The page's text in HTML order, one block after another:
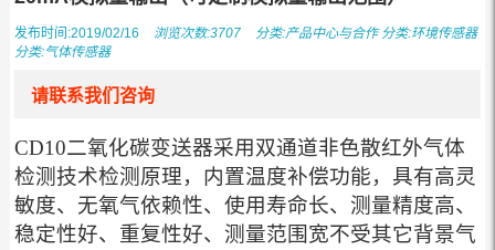
发布时间:2019/02/16 浏览次数:3707 分类:产品中心与合作分类:环境传感器
分类:气体传感器
请联系我们咨询
CD10二氧化碳变送器采用双通道非色散红外气体
检测技术检测原理，内置温度补偿功能，具有高灵
敏度、无氧气依赖性、使用寿命长、测量精度高、
稳定性好、重复性好、测量范围宽不受其它背景气